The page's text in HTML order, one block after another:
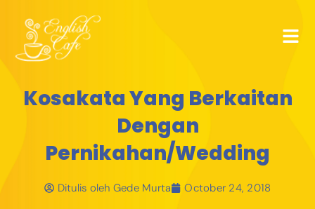
Kosakata Yang Berkaitan
Dengan
Pernikahan/Wedding
Ditulis oleh Gede Murta October 24, 2018